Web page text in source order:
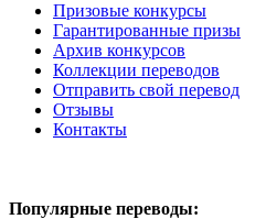
Призовые конкурсы
Гарантированные призы
Архив конкурсов
Коллекции переводов
Отправить свой перевод
Отзывы
Контакты
Популярные переводы: